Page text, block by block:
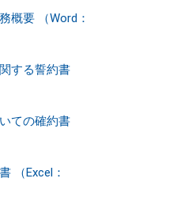
概要 （Word：
する誓約書
ての確約書
（Excel：